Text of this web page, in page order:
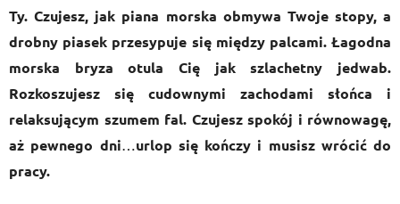
Ty. Czujesz, jak piana morska obmywa Twoje stopy, a
drobny piasek przesypuje się między palcami. Łagodna
morska bryza otula Cię jak szlachetny jedwab.
Rozkoszujesz się cudownymi zachodami słońca i
relaksującym szumem fal. Czujesz spokój i równowagę,
aż pewnego dni…urlop się kończy i musisz wrócić do
pracy.